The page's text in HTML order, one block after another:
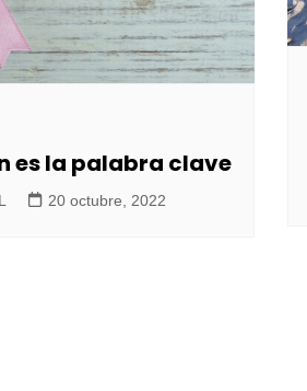
es la palabra clave
20 octubre, 2022